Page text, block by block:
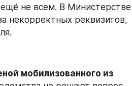
не всем. В Министерстве
некорректных реквизитов,
мобилизованного из